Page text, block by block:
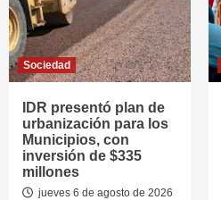
Sociedad
IDR presentó plan de
urbanización para los
Municipios, con
inversión de $335
millones
jueves 6 de agosto de 2026